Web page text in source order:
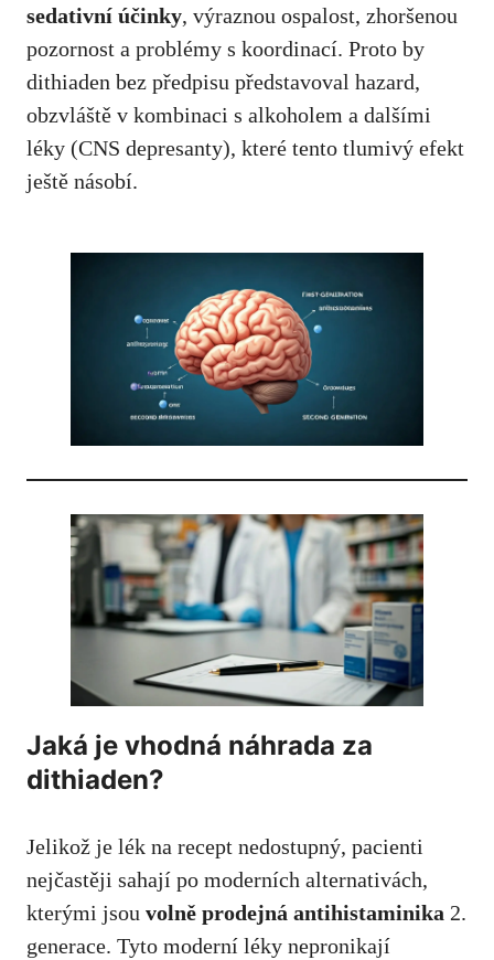
sedativní účinky, výraznou ospalost, zhoršenou
pozornost a problémy s koordinací. Proto by
dithiaden bez předpisu představoval hazard,
obzvláště v kombinaci s alkoholem a dalšími
léky (CNS depresanty), které tento tlumivý efekt
ještě násobí.
Jaká je vhodná náhrada za
dithiaden?
Jelikož je lék na recept nedostupný, pacienti
nejčastěji sahají po moderních alternativách,
kterými jsou volně prodejná antihistaminika 2.
generace. Tyto moderní léky nepronikají